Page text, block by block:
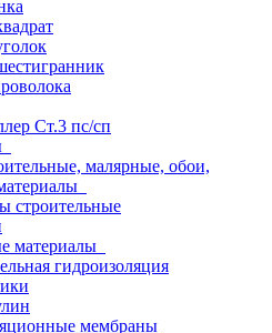
Ст.3 пс/сп
малярные, обои,
строительные
материалы
гидроизоляция
мембраны